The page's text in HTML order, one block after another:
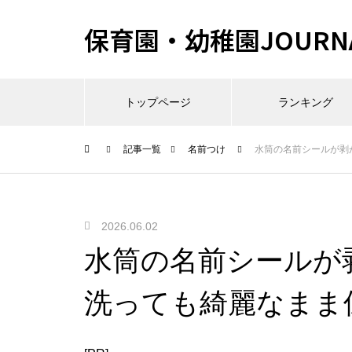
保育園・幼稚園
トップページ ランキング
記事一覧 名前つけ 水筒の名前シールが
2026.06.02
水筒の名前シールが
洗っても綺麗なまま